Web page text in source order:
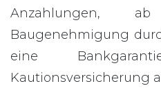
Anzahlungen,
Baugenehmigung
eine
Kautionsversicherung